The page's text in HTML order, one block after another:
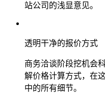
站公司的浅显意见。
透明干净的报价方式
商务洽谈阶段挖机会
解价格计算方式，在
中的所有细节。